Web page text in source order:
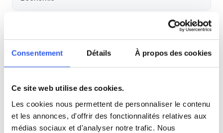
Consentement Détails À propos des cookies
Ce site web utilise des cookies.
Les cookies nous permettent de personnaliser le contenu
et les annonces, d'offrir des fonctionnalités relatives aux
médias sociaux et d'analyser notre trafic. Nous
Seconde Première
Autres lycées à proximité